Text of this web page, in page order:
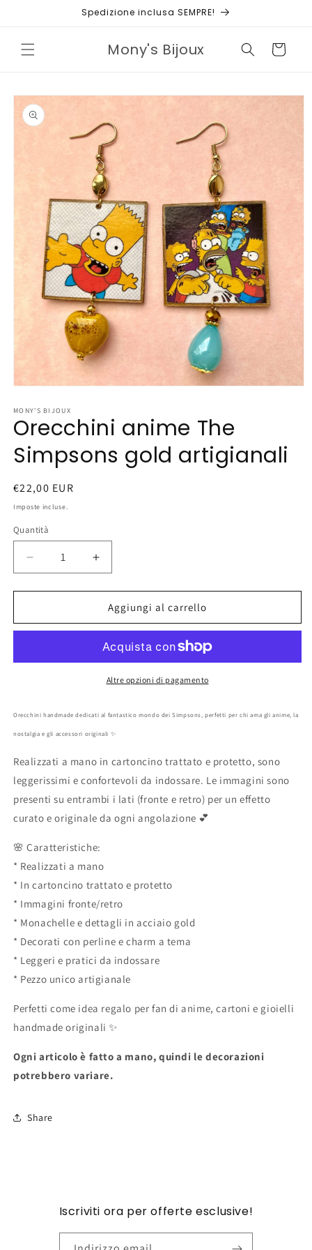
Spedizione inclusa SEMPRE!
Mony's Bijoux Carrello
Passa alle
informazioni
sul prodotto
multimediali
1
in
modale
MONY'S BIJOUX
Orecchini anime The
Simpsons gold artigianali
Prezzo
di
€22,00 EUR
Imposte incluse.
Quantità
Diminuisci
quantità
per
anime
gold
Aumenta
quantità
per
Orecchini
anime
Simpsons
gold
artigianali
Aggiungi al carrello
Altre opzioni di pagamento
Orecchini handmade dedicati al fantastico mondo dei Simpsons, perfetti per chi ama gli anime, la
nostalgia e gli accessori originali ✨
Realizzati a mano in cartoncino trattato e protetto, sono
leggerissimi e confortevoli da indossare. Le immagini sono
presenti su entrambi i lati (fronte e retro) per un effetto
curato e originale da ogni angolazione 💕
🌸 Caratteristiche:
* Realizzati a mano
* In cartoncino trattato e protetto
* Immagini fronte/retro
* Monachelle e dettagli in acciaio gold
* Decorati con perline e charm a tema
* Leggeri e pratici da indossare
* Pezzo unico artigianale
Perfetti come idea regalo per fan di anime, cartoni e gioielli
handmade originali ✨
Ogni articolo è fatto a mano, quindi le decorazioni
potrebbero variare.
Share
Iscriviti ora per offerte esclusive!